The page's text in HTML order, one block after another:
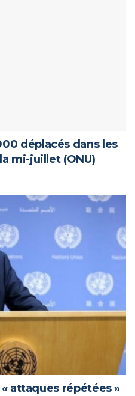
déplacés dans les
mi-juillet (ONU)
attaques répétées »